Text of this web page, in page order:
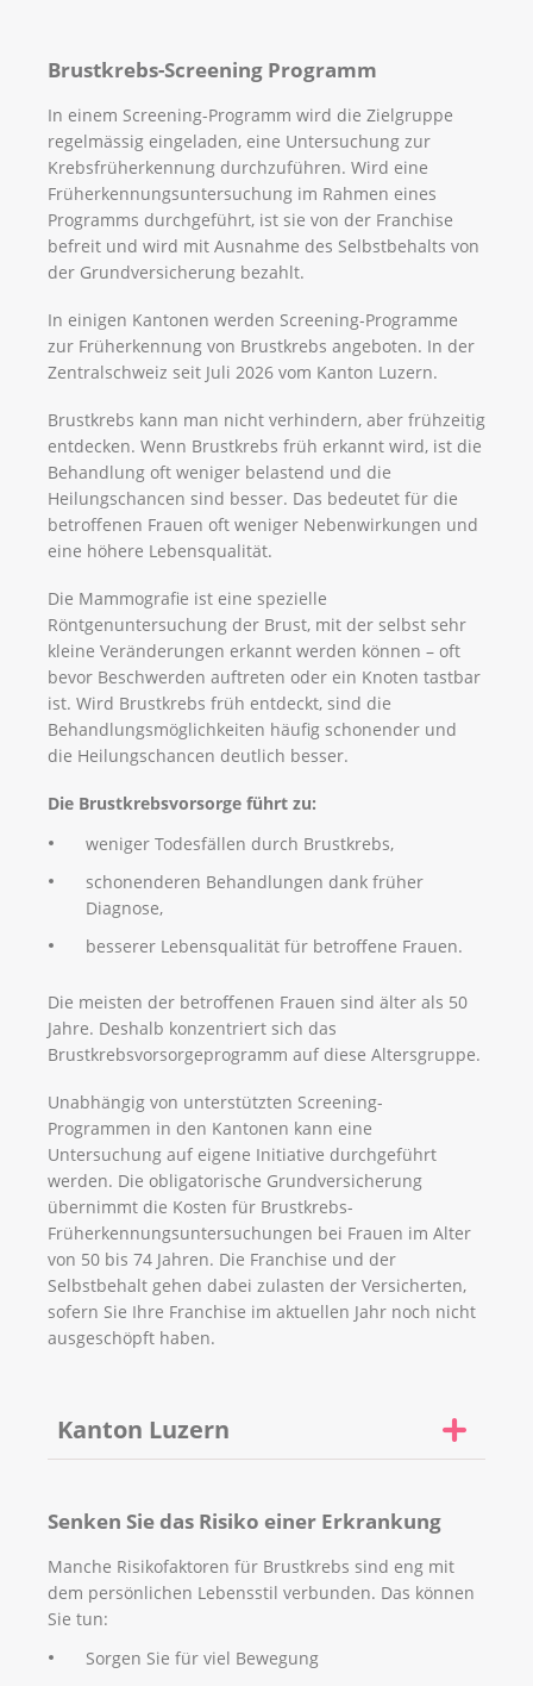
Brustkrebs-Screening Programm
In einem Screening-Programm wird die Zielgruppe
regelmässig eingeladen, eine Untersuchung zur
Krebsfrüherkennung durchzuführen. Wird eine
Früherkennungsuntersuchung im Rahmen eines
Programms durchgeführt, ist sie von der Franchise
befreit und wird mit Ausnahme des Selbstbehalts von
der Grundversicherung bezahlt.
In einigen Kantonen werden Screening-Programme
zur Früherkennung von Brustkrebs angeboten. In der
Zentralschweiz seit Juli 2026 vom Kanton Luzern.
Brustkrebs kann man nicht verhindern, aber frühzeitig
entdecken. Wenn Brustkrebs früh erkannt wird, ist die
Behandlung oft weniger belastend und die
Heilungschancen sind besser. Das bedeutet für die
betroffenen Frauen oft weniger Nebenwirkungen und
eine höhere Lebensqualität.
Die Mammografie ist eine spezielle
Röntgenuntersuchung der Brust, mit der selbst sehr
kleine Veränderungen erkannt werden können – oft
bevor Beschwerden auftreten oder ein Knoten tastbar
ist. Wird Brustkrebs früh entdeckt, sind die
Behandlungsmöglichkeiten häufig schonender und
die Heilungschancen deutlich besser.
Die Brustkrebsvorsorge führt zu:
weniger Todesfällen durch Brustkrebs,
schonenderen Behandlungen dank früher
Diagnose,
besserer Lebensqualität für betroffene Frauen.
Die meisten der betroffenen Frauen sind älter als 50
Jahre. Deshalb konzentriert sich das
Brustkrebsvorsorgeprogramm auf diese Altersgruppe.
Unabhängig von unterstützten Screening-
Programmen in den Kantonen kann eine
Untersuchung auf eigene Initiative durchgeführt
werden. Die obligatorische Grundversicherung
übernimmt die Kosten für Brustkrebs-
Früherkennungsuntersuchungen bei Frauen im Alter
von 50 bis 74 Jahren. Die Franchise und der
Selbstbehalt gehen dabei zulasten der Versicherten,
sofern Sie Ihre Franchise im aktuellen Jahr noch nicht
ausgeschöpft haben.
Kanton Luzern
die Heilungschancen zu verbessern, lanciert der
Kanton Luzern ab Juli 2026 ein systematisches
Brustkrebsvorsorgeprogramm.
Alle im Kanton Luzern wohnhaften Frauen zwischen
50 und 74 Jahren erhalten alle zwei Jahre eine
Senken Sie das Risiko einer Erkrankung
Manche Risikofaktoren für Brustkrebs sind eng mit
dem persönlichen Lebensstil verbunden. Das können
Sie tun:
Sorgen Sie für viel Bewegung